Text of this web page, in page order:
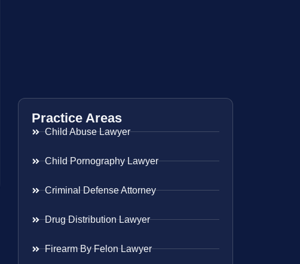
Practice Areas
Child Abuse Lawyer
Child Pornography Lawyer
Criminal Defense Attorney
Drug Distribution Lawyer
Firearm By Felon Lawyer